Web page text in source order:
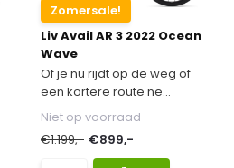
Zomersale!
Liv Avail AR 3 2022 Ocean
Wave
Of je nu rijdt op de weg of
een kortere route ne...
Niet op voorraad
€1.199,- €899,-